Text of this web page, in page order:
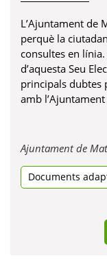
L’Ajuntament de
perquè la
consultes en
d’aquesta Seu
principals dubtes
amb
Ajuntament de
Documents